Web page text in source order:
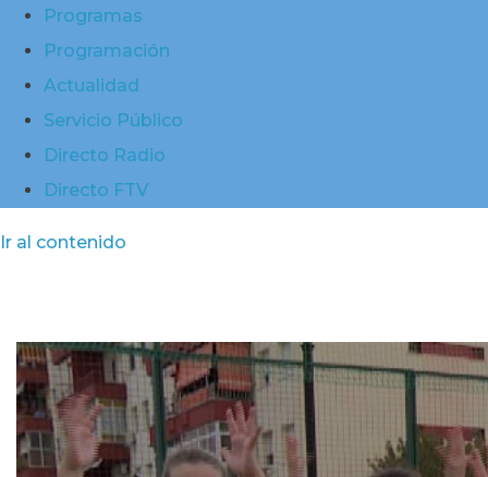
Programas
Programación
Actualidad
Servicio Público
Directo Radio
Directo FTV
Ir al contenido